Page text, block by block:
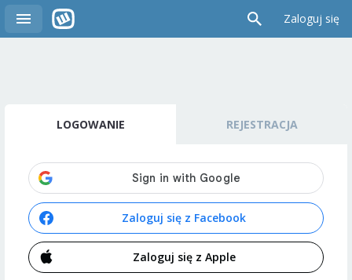
Zaloguj się
LOGOWANIE REJESTRACJA
Zaloguj się z Facebook
Zaloguj się z Apple